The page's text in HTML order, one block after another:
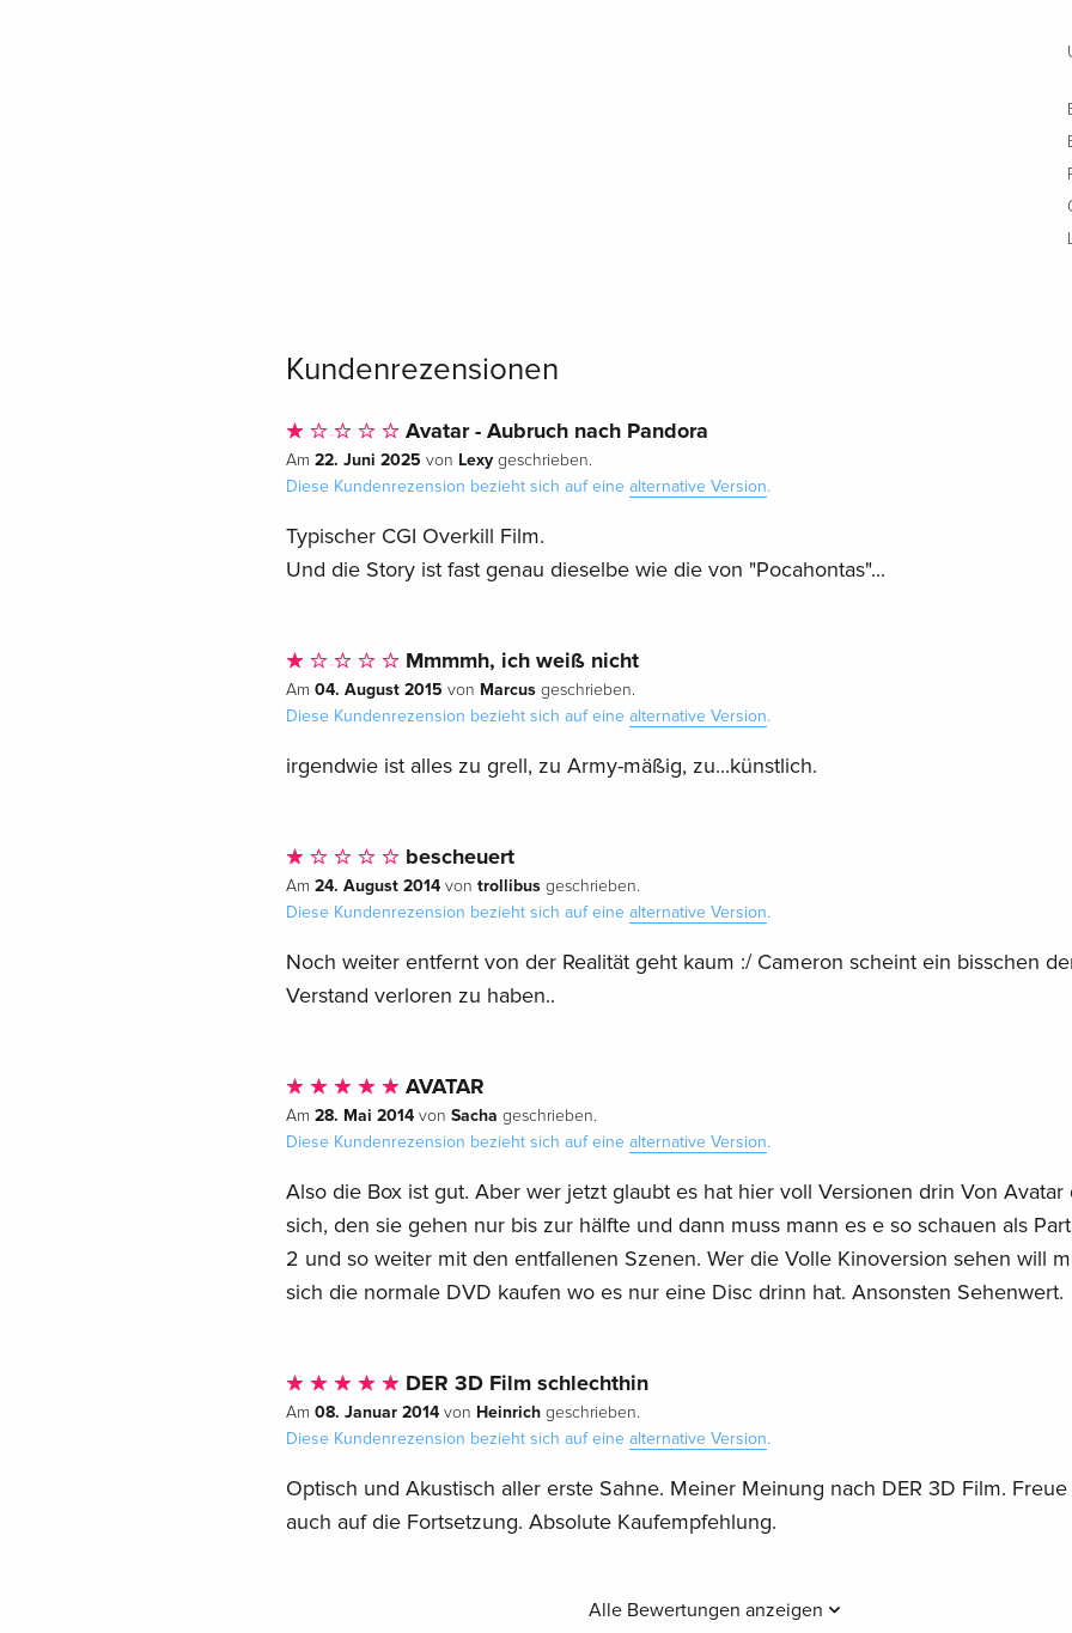
Kundenrezensionen
Avatar - Aubruch nach Pandora
Am 22. Juni 2025 von Lexygeschrieben.
Diese Kundenrezension bezieht sich auf eine alternative Version.
Typischer CGI Overkill Film.
Und die Story ist fast genau dieselbe wie die von "Pocahontas"...
Mmmmh, ich weiß nicht
Am 04. August 2015 von Marcusgeschrieben.
Diese Kundenrezension bezieht sich auf eine alternative Version.
irgendwie ist alles zu grell, zu Army-mäßig, zu...künstlich.
bescheuert
Am 24. August 2014von trollibusgeschrieben.
Diese Kundenrezension bezieht sich auf eine alternative Version.
Noch weiter entfernt von der Realität geht kaum :/ Cameron scheint ein bisschen
Verstand verloren zu haben..
AVATAR
Am 28. Mai 2014von Sacha geschrieben.
Diese Kundenrezension bezieht sich auf eine alternative Version.
Also die Box ist gut. Aber wer jetzt glaubt es hat hier voll Versionen drin Von Avatar
sich, den sie gehen nur bis zur hälfte und dann muss mann es e so schauen als
2 und so weiter mit den entfallenen Szenen. Wer die Volle Kinoversion sehen will
sich die normale DVD kaufen wo es nur eine Disc drinn hat. Ansonsten Sehenwert.
DER 3D Film schlechthin
Am 08. Januar 2014von Heinrichgeschrieben.
Diese Kundenrezension bezieht sich auf eine alternative Version.
Optisch und Akustisch aller erste Sahne. Meiner Meinung nach DER 3D Film.
auch auf die Fortsetzung. Absolute Kaufempfehlung.
Alle Bewertungen anzeigen